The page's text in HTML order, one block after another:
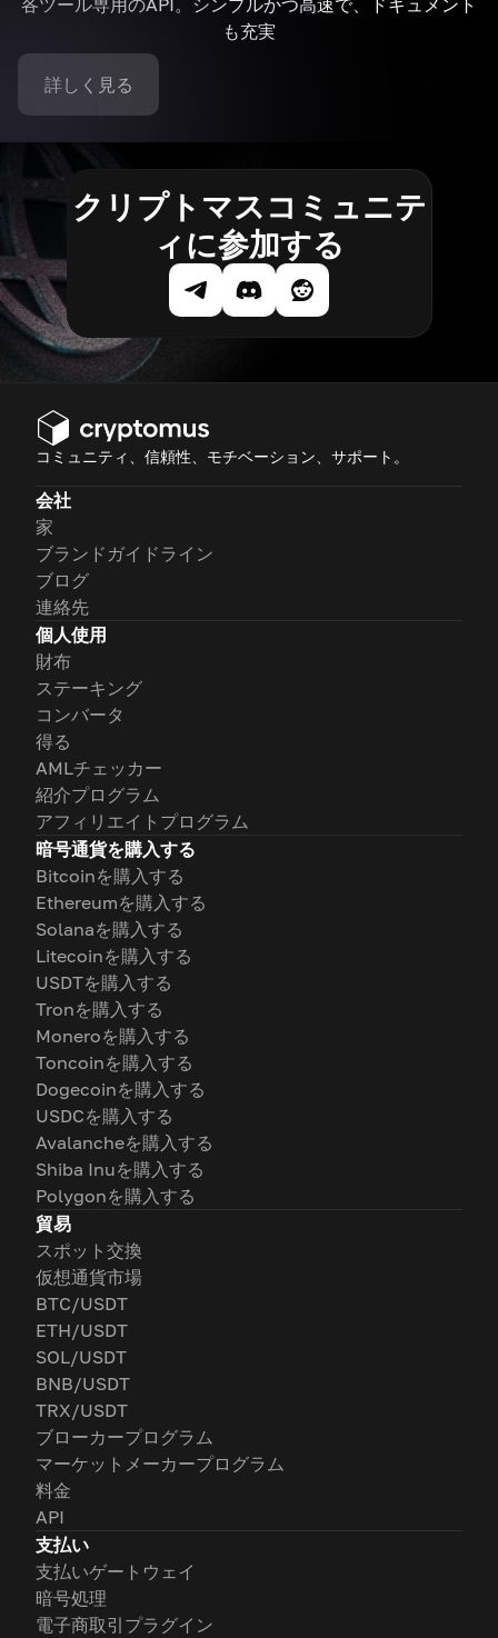
各ツール専用のAPI。シンプルかつ高速で、ドキュメント
も充実
詳しく見る
クリプトマスコミュニテ
ィに参加する
コミュニティ、信頼性、モチベーション、サポート。
会社
家
ブランドガイドライン
ブログ
連絡先
個人使用
財布
ステーキング
コンバータ
得る
AMLチェッカー
紹介プログラム
アフィリエイトプログラム
暗号通貨を購入する
Bitcoinを購入する
Ethereumを購入する
Solanaを購入する
Litecoinを購入する
USDTを購入する
Tronを購入する
Moneroを購入する
Toncoinを購入する
Dogecoinを購入する
USDCを購入する
Avalancheを購入する
Shiba Inuを購入する
Polygonを購入する
貿易
スポット交換
仮想通貨市場
BTC/USDT
ETH/USDT
SOL/USDT
BNB/USDT
TRX/USDT
ブローカープログラム
マーケットメーカープログラム
料金
API
支払い
支払いゲートウェイ
暗号処理
電子商取引プラグイン